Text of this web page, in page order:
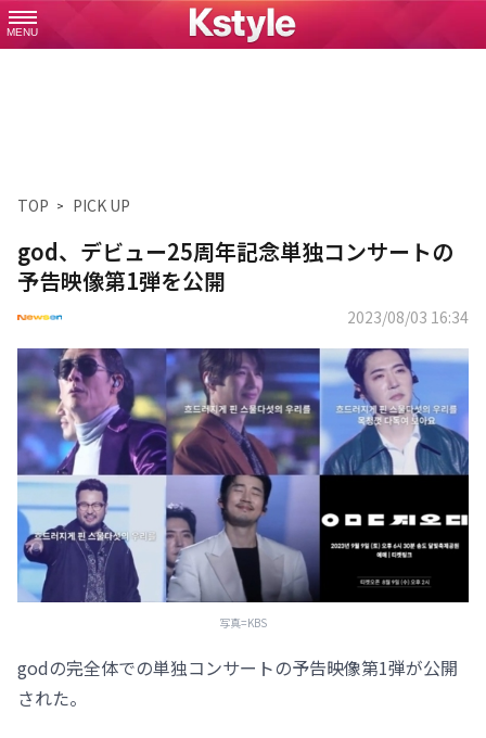
MENU
TOP PICK UP
god、デビュー25周年記念単独コンサートの
予告映像第1弾を公開
2023/08/03 16:34
写真=KBS
godの完全体での単独コンサートの予告映像第1弾が公開
された。